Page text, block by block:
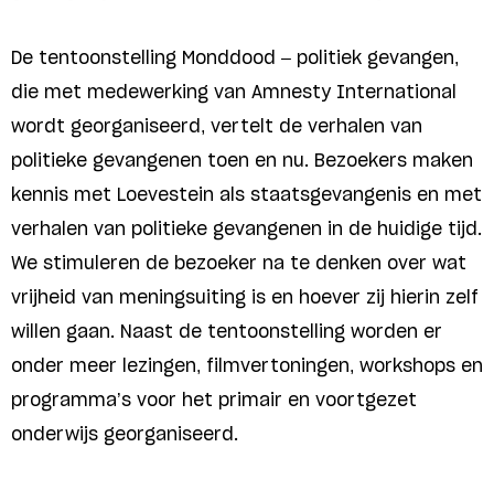
De tentoonstelling Monddood – politiek gevangen,
die met medewerking van Amnesty International
wordt georganiseerd, vertelt de verhalen van
politieke gevangenen toen en nu. Bezoekers maken
kennis met Loevestein als staatsgevangenis en met
verhalen van politieke gevangenen in de huidige tijd.
We stimuleren de bezoeker na te denken over wat
vrijheid van meningsuiting is en hoever zij hierin zelf
willen gaan. Naast de tentoonstelling worden er
onder meer lezingen, filmvertoningen, workshops en
programma’s voor het primair en voortgezet
onderwijs georganiseerd.